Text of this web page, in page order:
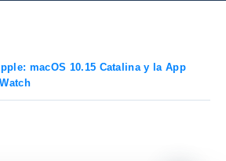
macOS 10.15 Catalina y la App